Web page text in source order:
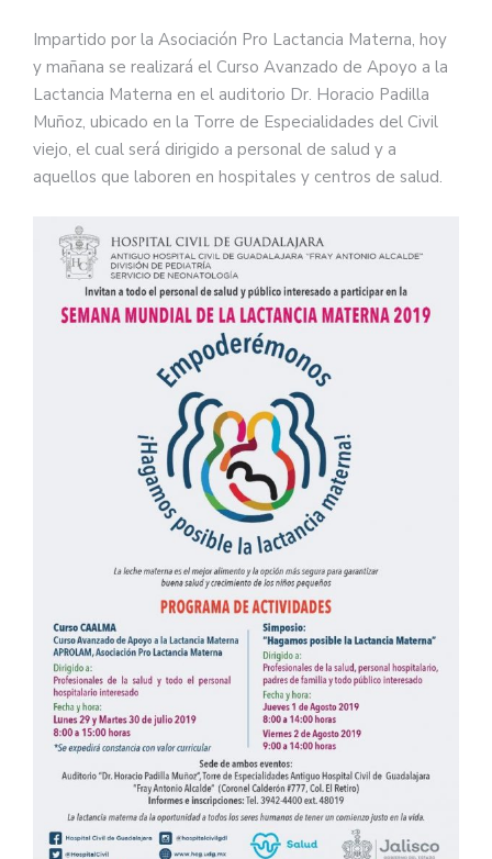
Impartido por la Asociación Pro Lactancia Materna, hoy
y mañana se realizará el Curso Avanzado de Apoyo a la
Lactancia Materna en el auditorio Dr. Horacio Padilla
Muñoz, ubicado en la Torre de Especialidades del Civil
viejo, el cual será dirigido a personal de salud y a
aquellos que laboren en hospitales y centros de salud.